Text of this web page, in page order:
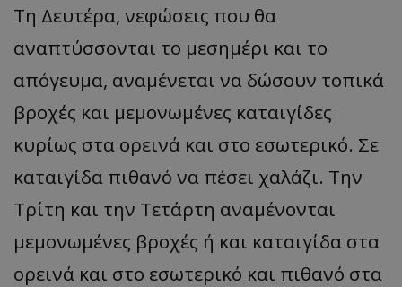
Τη Δευτέρα, νεφώσεις που θα
αναπτύσσονται το μεσημέρι και το
απόγευμα, αναμένεται να δώσουν τοπικά
βροχές και μεμονωμένες καταιγίδες
κυρίως στα ορεινά και στο εσωτερικό. Σε
καταιγίδα πιθανό να πέσει χαλάζι. Την
Τρίτη και την Τετάρτη αναμένονται
μεμονωμένες βροχές ή και καταιγίδα στα
ορεινά και στο εσωτερικό και πιθανό στα